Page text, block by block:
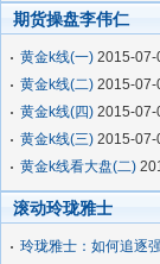
期货操盘李伟仁
黄金k线(一) 2015-07-
黄金k线(二) 2015-07-
黄金k线(四) 2015-07-
黄金k线(三) 2015-07-
黄金k线看大盘(二)
滚动玲珑雅士
玲珑雅士：如何追逐